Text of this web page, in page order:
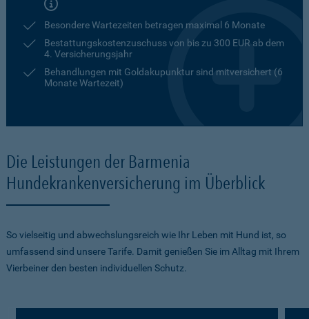
Besondere Wartezeiten betragen maximal 6 Monate
Bestattungskostenzuschuss von bis zu 300 EUR ab dem
4. Versicherungsjahr
Behandlungen mit Goldakupunktur sind mitversichert (6
Monate Wartezeit)
Die Leistungen der Barmenia
Hundekrankenversicherung im Überblick
So vielseitig und abwechslungsreich wie Ihr Leben mit Hund ist, so
umfassend sind unsere Tarife. Damit genießen Sie im Alltag mit Ihrem
Vierbeiner den besten individuellen Schutz.